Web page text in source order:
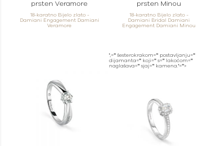
prsten Veramore
18-karatno Bijelo zlato -
Damiani Engagement Damiani
Veramore
prsten Minou
18-karatno Bijelo zlato -
Damiani Bridal Damiani
Engagement Damiani Minou
",="" šesterokrakom="" postavljanju=""
dijamanta="" koji="" s="" lakoćom=""
naglašava="" sjaj="" kamena."="">